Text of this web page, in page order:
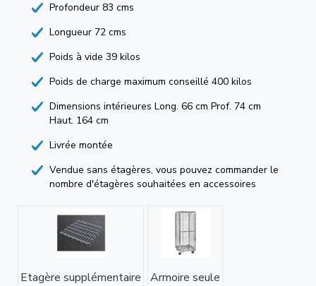
Profondeur 83 cms
Longueur 72 cms
Poids à vide 39 kilos
Poids de charge maximum conseillé 400 kilos
Dimensions intérieures Long. 66 cm Prof. 74 cm
Haut. 164 cm
Livrée montée
Vendue sans étagères, vous pouvez commander le
nombre d'étagères souhaitées en accessoires
Etagère supplémentaire Armoire seule